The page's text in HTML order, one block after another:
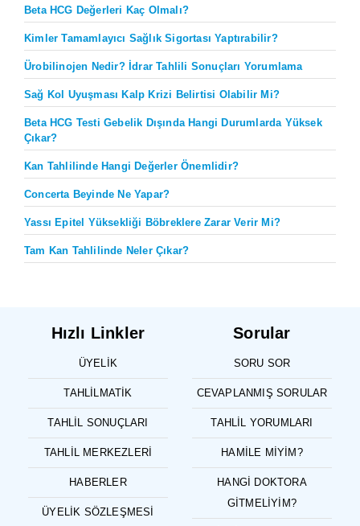
Beta HCG Değerleri Kaç Olmalı?
Kimler Tamamlayıcı Sağlık Sigortası Yaptırabilir?
Ürobilinojen Nedir? İdrar Tahlili Sonuçları Yorumlama
Sağ Kol Uyuşması Kalp Krizi Belirtisi Olabilir Mi?
Beta HCG Testi Gebelik Dışında Hangi Durumlarda Yüksek
Çıkar?
Kan Tahlilinde Hangi Değerler Önemlidir?
Concerta Beyinde Ne Yapar?
Yassı Epitel Yüksekliği Böbreklere Zarar Verir Mi?
Tam Kan Tahlilinde Neler Çıkar?
Hızlı Linkler
ÜYELIK
TAHLILMATIK
TAHLIL SONUÇLARI
TAHLIL MERKEZLERI
HABERLER
ÜYELIK SÖZLEŞMESI
Sorular
SORU SOR
CEVAPLANMIŞ SORULAR
TAHLIL YORUMLARI
HAMILE MIYIM?
HANGI DOKTORA
GITMELIYIM?